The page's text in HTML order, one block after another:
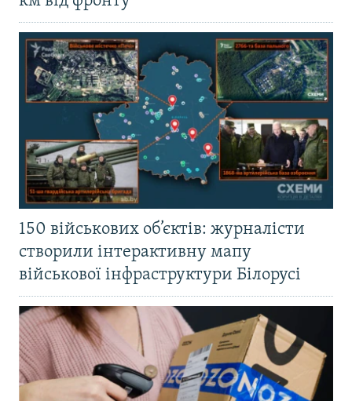
150 військових об’єктів: журналісти
створили інтерактивну мапу
військової інфраструктури Білорусі